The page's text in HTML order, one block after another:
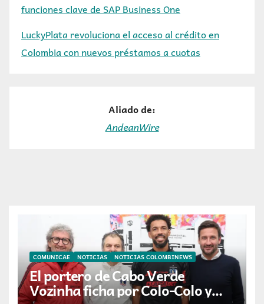
funciones clave de SAP Business One
LuckyPlata revoluciona el acceso al crédito en
Colombia con nuevos préstamos a cuotas
Aliado de:
AndeanWire
COMUNICAE NOTICIAS NOTICIAS COLOMBINEWS
El portero de Cabo Verde
Vozinha ficha por Colo-Colo y